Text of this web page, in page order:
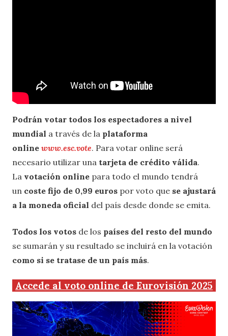
Podrán votar todos los espectadores a nivel
mundial a través de la plataforma
online www.esc.vote. Para votar online será
necesario utilizar una tarjeta de crédito válida.
La votación online para todo el mundo tendrá
un coste fijo de 0,99 euros por voto que se ajustará
a la moneda oficial del país desde donde se emita.
Todos los votos de los países del resto del mundo
se sumarán y su resultado se incluirá en la votación
como si se tratase de un país más.
Accede al voto online de Eurovisión 2025